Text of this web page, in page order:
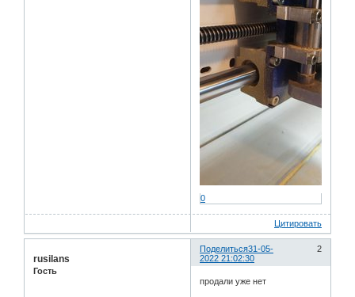
0
Цитировать
Поделиться 2
31-05-
2022 21:02:30
rusilans
Гость
продали уже нет